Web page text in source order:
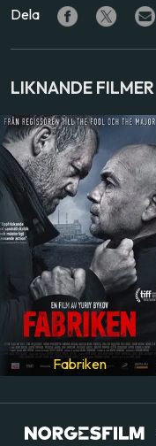
SKÅDESPELARE
USA
SPRÅK
Engelska
Dela
LIKNANDE FILMER
Fabriken